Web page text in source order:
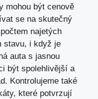
mohou být cenově
se na skutečný
najetých
stavu, i když je
auta s jasnou
být spolehlivější a
Kontrolujeme také
které potvrzují